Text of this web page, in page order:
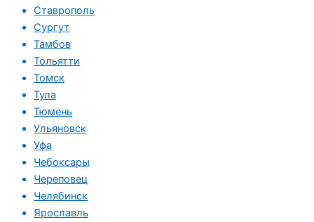
Ставрополь
Сургут
Тамбов
Тольятти
Томск
Тула
Тюмень
Ульяновск
Уфа
Чебоксары
Череповец
Челябинск
Ярославль